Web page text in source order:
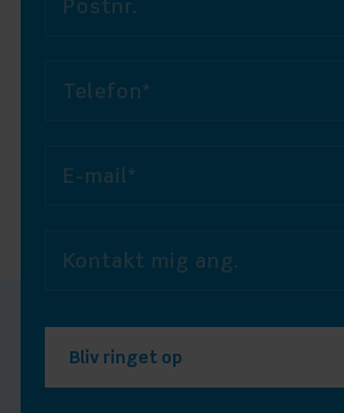
Postnr.
Telefon*
E-mail*
Kontakt mig ang.
Bliv ringet op